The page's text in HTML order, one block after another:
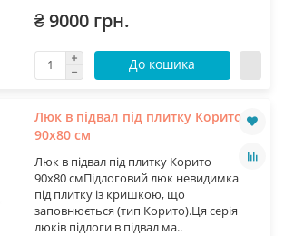
₴ 9000 грн.
До кошика
Люк в підвал під плитку Корито
90х80 см
Люк в підвал під плитку Корито
90х80 смПідлоговий люк невидимка
під плитку із кришкою, що
заповнюється (тип Корито).Ця серія
люків підлоги в підвал ма..